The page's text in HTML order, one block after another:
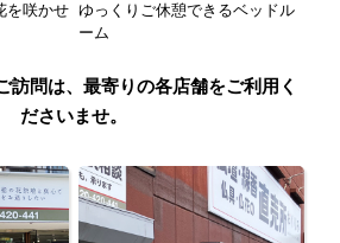
を咲かせ ゆっくりご休憩できるベッドル
ーム
訪問は、最寄りの各店舗をご利用く
ださいませ。